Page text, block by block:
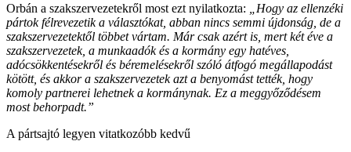
Orbán a szakszervezetekről most ezt nyilatkozta:
„Hogy az ellenzéki
pártok félrevezetik a választókat, abban nincs semmi újdonság, de a
szakszervezetektől többet vártam. Már csak azért is, mert két éve a
szakszervezetek, a munkaadók és a kormány egy hatéves,
adócsökkentésekről és béremelésekről szóló átfogó megállapodást
kötött, és akkor a szakszervezetek azt a benyomást tették, hogy
komoly partnerei lehetnek a kormánynak. Ez a meggyőződésem
most behorpadt.”
A pártsajtó legyen vitatkozóbb kedvű